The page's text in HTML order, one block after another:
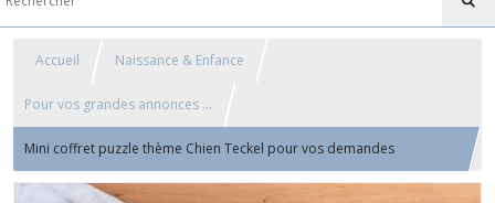
Accueil Naissance & Enfance
Pour vos grandes annonces ...
Mini coffret puzzle thème Chien Teckel pour vos demandes
personnalisées ou vos plus belles annonces à vos proches